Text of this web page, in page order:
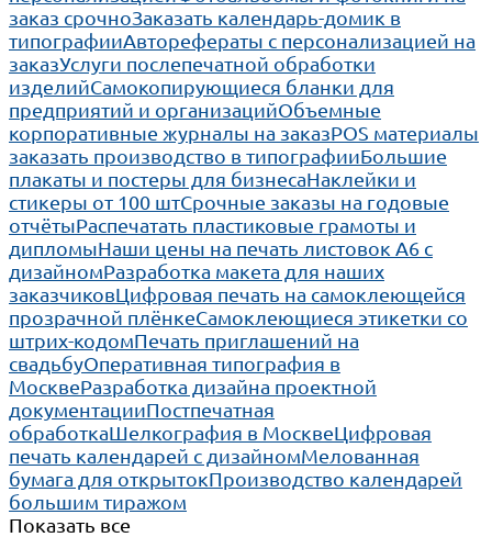
заказ срочноЗаказать календарь-домик в
типографииАвторефераты с персонализацией на
заказУслуги послепечатной обработки
изделийСамокопирующиеся бланки для
предприятий и организацийОбъемные
корпоративные журналы на заказPOS материалы
заказать производство в типографииБольшие
плакаты и постеры для бизнесаНаклейки и
стикеры от 100 штСрочные заказы на годовые
отчётыРаспечатать пластиковые грамоты и
дипломыНаши цены на печать листовок А6 с
дизайномРазработка макета для наших
заказчиковЦифровая печать на самоклеющейся
прозрачной плёнкеСамоклеющиеся этикетки со
штрих-кодомПечать приглашений на
свадьбуОперативная типография в
МосквеРазработка дизайна проектной
документацииПостпечатная
обработкаШелкография в МосквеЦифровая
печать календарей с дизайномМелованная
бумага для открытокПроизводство календарей
большим тиражом
Показать все